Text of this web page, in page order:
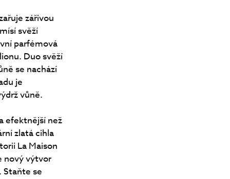
zářivou
svěží
parfémová
Duo svěží
se nachází
je
vůně.
efektnější než
zlatá cihla
La Maison
nový výtvor
Staňte se